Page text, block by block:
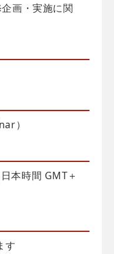
画・実施に関
）
本時間 GMT＋
す